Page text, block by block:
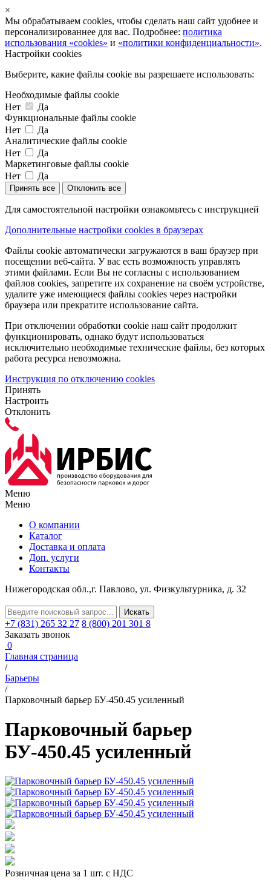
×
Мы обрабатываем cookies, чтобы сделать наш сайт удобнее и
персонализированнее для вас. Подробнее: политика
использования «cookies» и «политики конфиденциальности».
Настройки cookies
Выберите, какие файлы cookie вы разрешаете использовать:
Необходимые файлы cookie
Нет
Да
Функциональные файлы cookie
Нет
Да
Аналитические файлы cookie
Нет
Да
Маркетинговые файлы cookie
Нет
Да
Принять все Отклонить все
Для самостоятельной настройки ознакомьтесь с инструкцией
Дополнительные настройки cookies в браузерах
Файлы cookie автоматически загружаются в ваш браузер при
посещении веб-сайта. У вас есть возможность управлять
этими файлами. Если Вы не согласны с использованием
файлов cookies, запретите их сохранение на своём устройстве,
удалите уже имеющиеся файлы cookies через настройки
браузера или прекратите использование сайта.
При отключении обработки cookie наш сайт продолжит
функционировать, однако будут использоваться
исключительно необходимые технические файлы, без которых
работа ресурса невозможна.
Инструкция по отключению cookies
Принять
Настроить
Отклонить
Меню
Меню
О компании
Каталог
Доставка и оплата
Доп. услуги
Контакты
Нижегородская обл.,г. Павлово, ул. Физкультурника, д. 32
+7 (831) 265 32 27 8 (800) 201 301 8
Заказать звонок
0
Главная страница
/
Барьеры
/
Парковочный барьер БУ-450.45 усиленный
Парковочный барьер
БУ-450.45 усиленный
Розничная цена за 1 шт. с НДС